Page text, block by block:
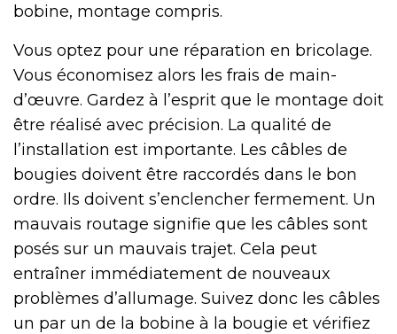
bobine, montage compris.
Vous optez pour une réparation en bricolage.
Vous économisez alors les frais de main-
d’œuvre. Gardez à l’esprit que le montage doit
être réalisé avec précision. La qualité de
l’installation est importante. Les câbles de
bougies doivent être raccordés dans le bon
ordre. Ils doivent s’enclencher fermement. Un
mauvais routage signifie que les câbles sont
posés sur un mauvais trajet. Cela peut
entraîner immédiatement de nouveaux
problèmes d’allumage. Suivez donc les câbles
un par un de la bobine à la bougie et vérifiez